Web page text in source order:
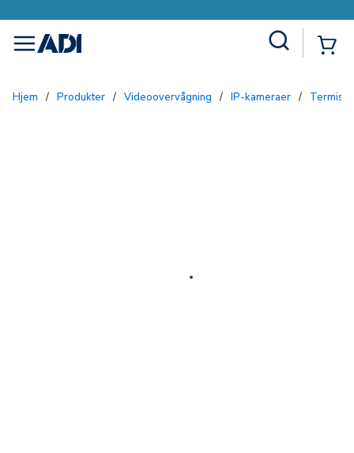
menu
Hjem / Produkter / Videoovervågning / IP-kameraer /